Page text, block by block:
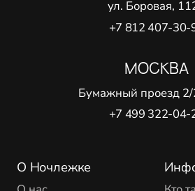
О Ночлежке
ул. Боровая,
+7 812 407-30-
МОСКВА
Бумажный проезд 2/
+7 499 322-04-